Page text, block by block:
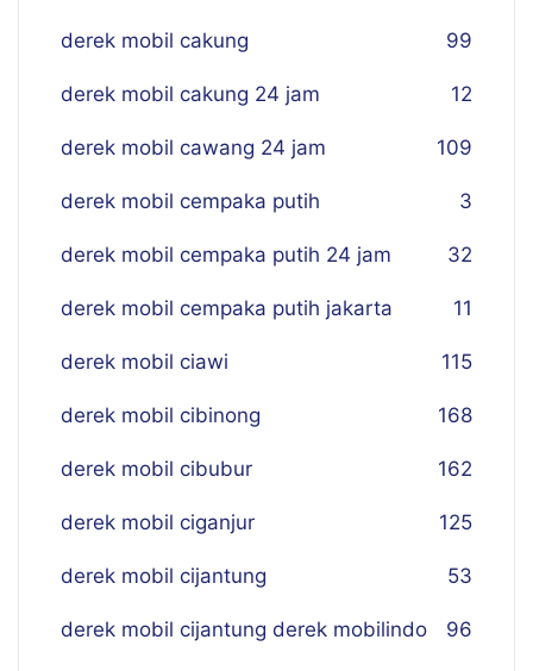
derek mobil cakung 99
derek mobil cakung 24 jam 12
derek mobil cawang 24 jam 109
derek mobil cempaka putih 3
derek mobil cempaka putih 24 jam 32
derek mobil cempaka putih jakarta 11
derek mobil ciawi 115
derek mobil cibinong 168
derek mobil cibubur 162
derek mobil ciganjur 125
derek mobil cijantung 53
derek mobil cijantung derek mobilindo 96